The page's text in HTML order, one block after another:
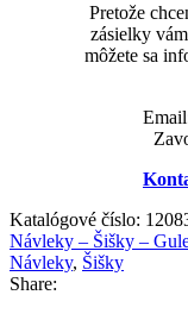
Pretože
zásielky
môžete sa
Katalógové číslo:
Návleky – Šišky –
Návleky, Šišky
Share: